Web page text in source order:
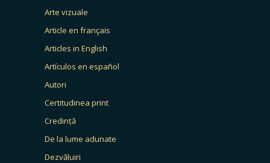
Arte vizuale
Article en français
Articles in English
Artículos en español
Autori
Certitudinea print
Credință
De la lume adunate
Dezvăluiri